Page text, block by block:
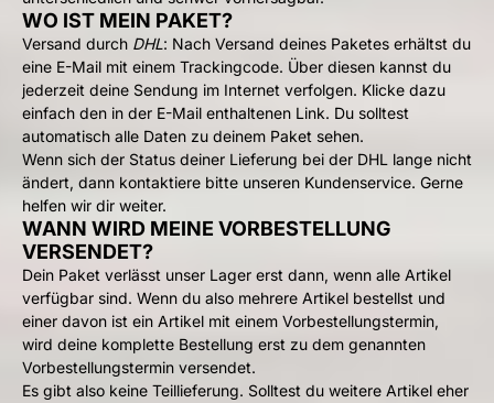
WO IST MEIN PAKET?
Versand durch DHL: Nach Versand deines Paketes erhältst du
eine E-Mail mit einem Trackingcode. Über diesen kannst du
jederzeit deine Sendung im Internet verfolgen. Klicke dazu
einfach den in der E-Mail enthaltenen Link. Du solltest
automatisch alle Daten zu deinem Paket sehen.
Wenn sich der Status deiner Lieferung bei der DHL lange nicht
ändert, dann kontaktiere bitte unseren Kundenservice. Gerne
helfen wir dir weiter.
WANN WIRD MEINE VORBESTELLUNG
VERSENDET?
Dein Paket verlässt unser Lager erst dann, wenn alle Artikel
verfügbar sind. Wenn du also mehrere Artikel bestellst und
einer davon ist ein Artikel mit einem Vorbestellungstermin,
wird deine komplette Bestellung erst zu dem genannten
Vorbestellungstermin versendet.
Es gibt also keine Teillieferung. Solltest du weitere Artikel eher